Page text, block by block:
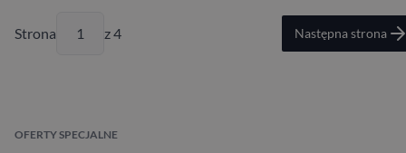
Strona z 4 Następna strona
OFERTY SPECJALNE